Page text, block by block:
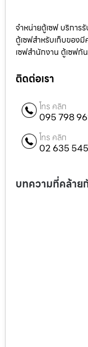
จำหน่ายตู้เซฟ บริการ
ตู้เซฟสำหรับเก็บของ
เซฟสำนักงาน ตู้เซฟกั
ติดต่อเรา
โทร คลิก
095 798
โทร คลิก
02 635
บทความที่คล้าย